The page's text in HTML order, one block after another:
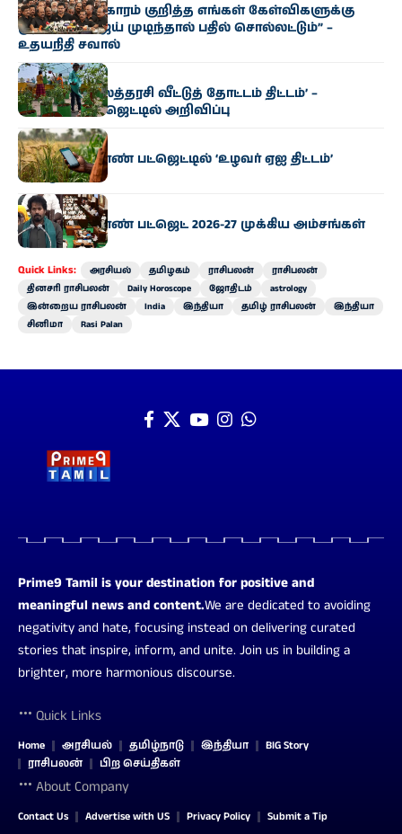
“காவிரி விவகாரம் குறித்த எங்கள் கேள்விகளுக்கு
முதல்வர் விஜய் முடிந்தால் பதில் சொல்லட்டும்” –
உதயநிதி சவால்
அரசியல்
‘வெற்றி இல்லத்தரசி வீட்டுத் தோட்டம் திட்டம்’ –
வேளாண் பட்ஜெட்டில் அறிவிப்பு
அரசியல்
தமிழக வேளாண் பட்ஜெட்டில் ‘உழவர் ஏஐ திட்டம்’
அறிமுகம்
அரசியல்
தமிழக வேளாண் பட்ஜெட் 2026-27 முக்கிய அம்சங்கள்
Quick Links: அரசியல் தமிழகம் ராசிபலன்
ராசிபலன்
தினசரி ராசிபலன்
Daily Horoscope ஜோதிடம்
astrology
இன்றைய ராசிபலன்
India இந்தியா தமிழ் ராசிபலன்
இந்தியா
சினிமா
Rasi Palan
Prime9 Tamil is your destination for positive and
meaningful news and content.We are dedicated to avoiding
negativity and hate, focusing instead on delivering curated
stories that inspire, inform, and unite. Join us in building a
brighter, more harmonious discourse.
Quick Links
Home அரசியல் தமிழ்நாடு இந்தியா
BIG Story
ராசிபலன்
பிற செய்திகள்
About Company
Contact Us Advertise with US Privacy Policy Submit a Tip